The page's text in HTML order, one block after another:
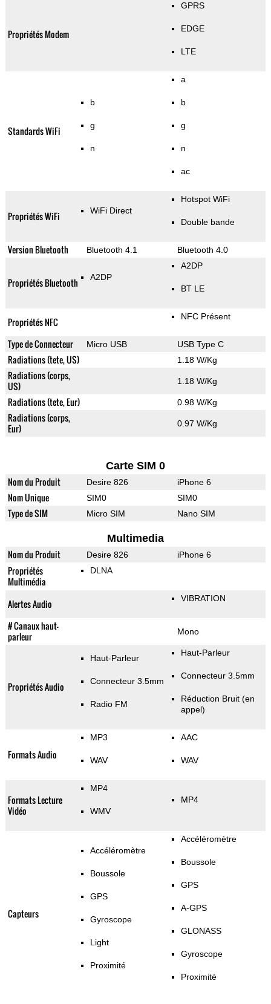
Propriétés Modem
GPRS
EDGE
LTE
Standards WiFi
b
g
n
a
b
g
n
ac
Propriétés WiFi WiFi Direct
Hotspot WiFi
Double bande
Version Bluetooth Bluetooth 4.1 Bluetooth 4.0
Propriétés Bluetooth A2DP
A2DP
BT LE
Propriétés NFC NFC Présent
Type de Connecteur Micro USB USB Type C
Radiations (tete, US) 1.18 W/Kg
Radiations (corps,
US)
1.18 W/Kg
Radiations (tete, Eur) 0.98 W/Kg
Radiations (corps,
Eur)
0.97 W/Kg
Carte SIM 0
Nom du Produit Desire 826 iPhone 6
Nom Unique SIM0 SIM0
Type de SIM Micro SIM Nano SIM
Multimedia
Nom du Produit Desire 826 iPhone 6
Propriétés
Multimédia
DLNA
Alertes Audio VIBRATION
# Canaux haut-
parleur
Mono
Propriétés Audio
Haut-Parleur
Connecteur 3.5mm
Radio FM
Haut-Parleur
Connecteur 3.5mm
Réduction Bruit (en
appel)
Formats Audio
MP3
WAV
AAC
WAV
Formats Lecture
Vidéo
MP4
WMV
MP4
Capteurs
Accéléromètre
Boussole
GPS
Gyroscope
Light
Proximité
Accéléromètre
Boussole
GPS
A-GPS
GLONASS
Gyroscope
Proximité